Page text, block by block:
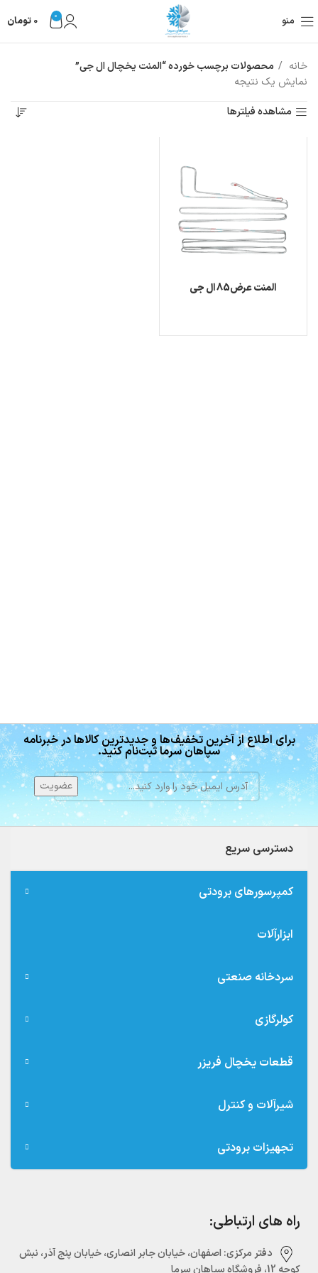
منو 0
0 تومان
خانه
محصولات برچسب خورده “المنت یخچال ال جی”
نمایش یک نتیجه
مشاهده فیلترها
المنت عرض85 ال جی
برای اطلاع از آخرین تخفیف‌ها و جدیدترین کالاها در خبرنامه
سپاهان سرما ثبت‌نام کنید.
دسترسی سریع
کمپرسورهای برودتی
ابزارآلات
سردخانه صنعتی
کولرگازی
قطعات یخچال فریزر
شیرآلات و کنترل
تجهیزات برودتی
راه های ارتباطی:
دفتر مرکزی:‌ اصفهان، خیابان جابر انصاری، خیابان پنج آذر، نبش
کوچه 12، فروشگاه سپاهان سرما